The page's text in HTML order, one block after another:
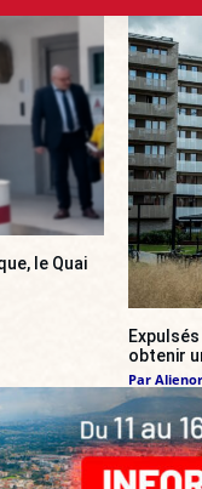
le Quai
obtenir
Par